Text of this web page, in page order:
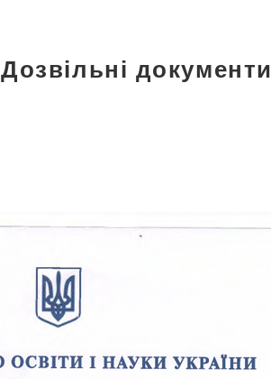
Дозвільні документи